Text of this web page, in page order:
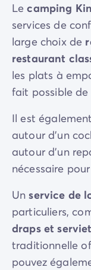
Lecamping
services de
large choix de
restaurant
les plats à
fait possible de
Il est
autour d'un
autour d'un
nécessaire
Unservice de
particuliers,
draps et
traditionnelle
pouvez